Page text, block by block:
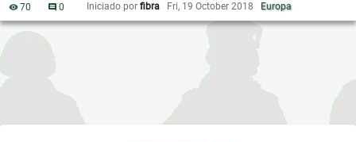
70 vistas 0 comentarios
Iniciado por fibra Fri, 19 October 2018 Europa